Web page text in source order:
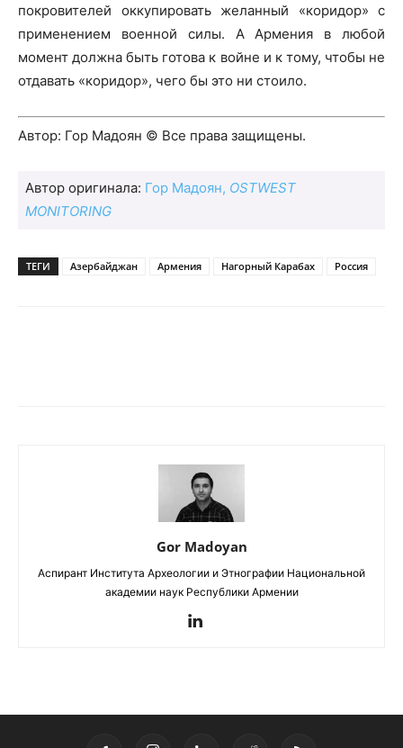
покровителей оккупировать желанный «коридор» с
применением военной силы. А Армения в любой
момент должна быть готова к войне и к тому, чтобы не
отдавать «коридор», чего бы это ни стоило.
Автор: Гор Мадоян © Все права защищены.
Автор оригинала: Гор Мадоян, OSTWEST
MONITORING
ТЕГИ Азербайджан Армения Нагорный Карабах Россия
Gor Madoyan
Аспирант Института Археологии и Этнографии Национальной
академии наук Республики Армении